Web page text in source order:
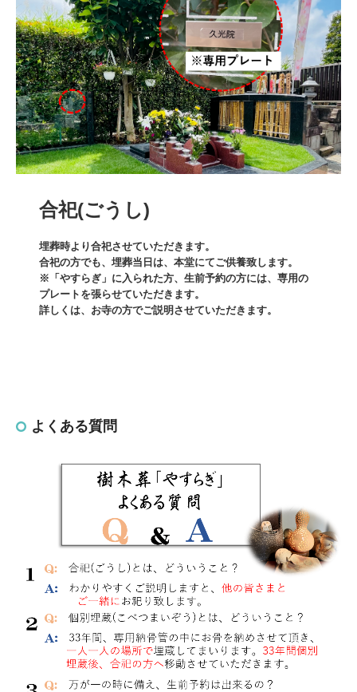
合祀(ごうし)
埋葬時より合祀させていただきます。
合祀の方でも、埋葬当日は、本堂にてご供養致します。
※「やすらぎ」に入られた方、生前予約の方には、専用の
プレートを張らせていただきます。
詳しくは、お寺の方でご説明させていただきます。
よくある質問